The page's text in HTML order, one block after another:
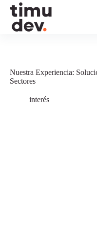
Nuestra Experiencia:
Sectores
interés